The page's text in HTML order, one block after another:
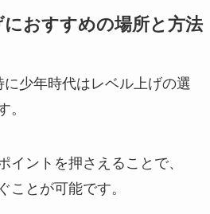
おすすめの場所と方法
に少年時代はレベル上げの選
。
イントを押さえることで、
ことが可能です。